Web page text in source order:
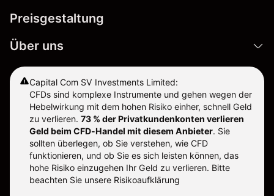
Preisgestaltung
Über uns
Capital Com SV Investments Limited:
CFDs sind komplexe Instrumente und gehen wegen der
Hebelwirkung mit dem hohen Risiko einher, schnell Geld
zu verlieren. 73 % der Privatkundenkonten verlieren
Geld beim CFD-Handel mit diesem Anbieter. Sie
sollten überlegen, ob Sie verstehen, wie CFD
funktionieren, und ob Sie es sich leisten können, das
hohe Risiko einzugehen Ihr Geld zu verlieren. Bitte
beachten Sie unsere Risikoaufklärung